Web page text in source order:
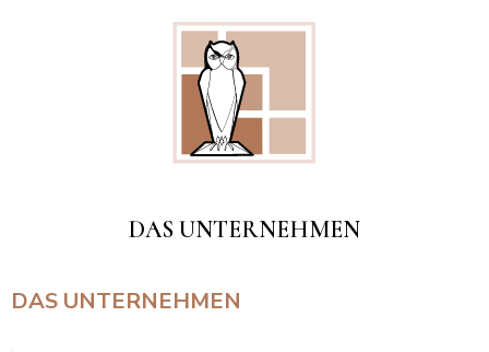
DAS UNTERNEHMEN
DAS UNTERNEHMEN